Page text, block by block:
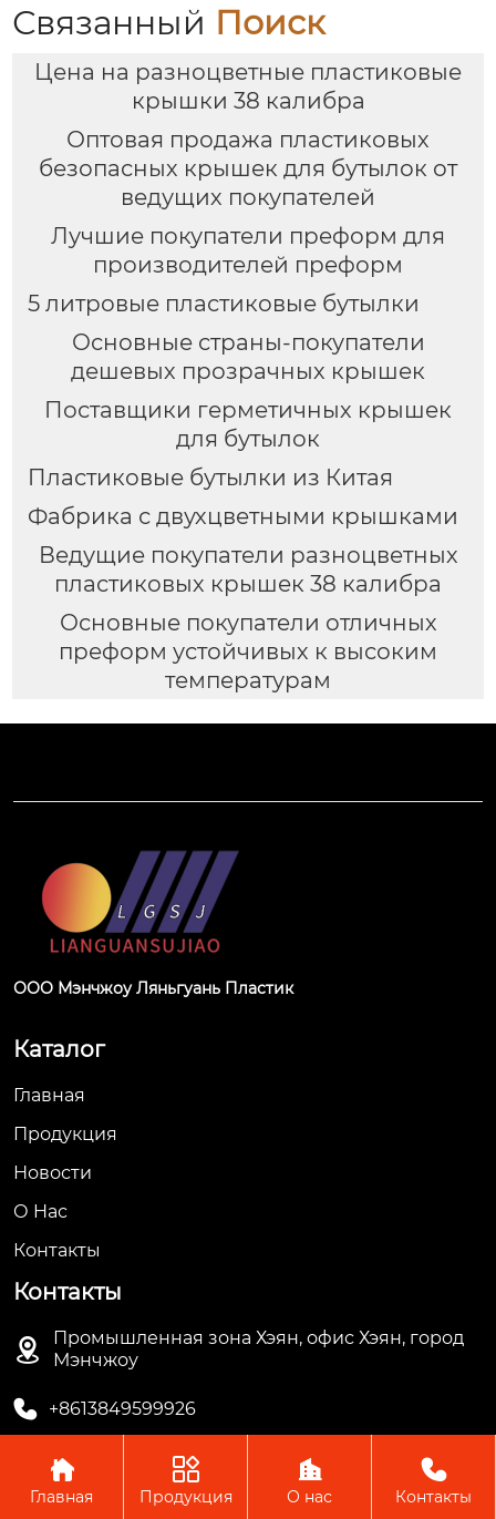
Связанный Поиск
Цена на разноцветные пластиковые
крышки 38 калибра
Оптовая продажа пластиковых
безопасных крышек для бутылок от
ведущих покупателей
Лучшие покупатели преформ для
производителей преформ
5 литровые пластиковые бутылки
Основные страны-покупатели
дешевых прозрачных крышек
Поставщики герметичных крышек
для бутылок
Пластиковые бутылки из Китая
Фабрика с двухцветными крышками
Ведущие покупатели разноцветных
пластиковых крышек 38 калибра
Основные покупатели отличных
преформ устойчивых к высоким
температурам
ООО Мэнчжоу Ляньгуань Пластик
Каталог
Главная
Продукция
Новости
О Hас
Контакты
Контакты

Промышленная зона Хэян, офис Хэян, город
Мэнчжоу
 +8613849599926
Авторское право © ООО Мэнчжоу Ляньгуань Пластик

Главная

Продукция

О нас

Контакты